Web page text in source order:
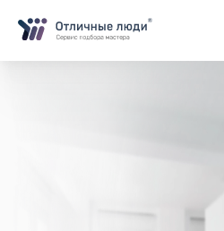
За каждый оформленный заказ вы
счет